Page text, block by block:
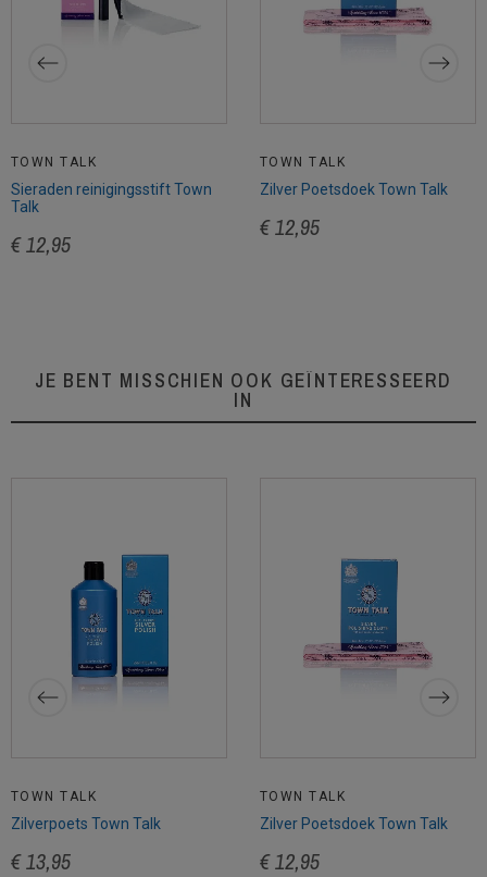
TOWN TALK
Sieraden reinigingsstift Town
Talk
€ 12,95
TOWN TALK
Zilver Poetsdoek Town Talk
€ 12,95
JE BENT MISSCHIEN OOK GEÏNTERESSEERD
IN
TOWN TALK
Zilverpoets Town Talk
€ 13,95
TOWN TALK
Zilver Poetsdoek Town Talk
€ 12,95